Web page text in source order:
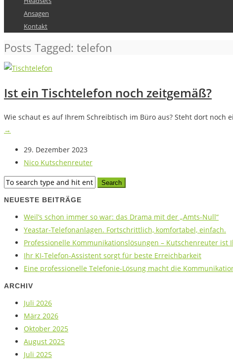
Ansagen
Kontakt
Posts Tagged: telefon
Ist ein Tischtelefon noch zeitgemäß?
Wie schaut es auf Ihrem Schreibtisch im Büro aus? Steht dort noch
→
29. Dezember 2023
Nico Kutschenreuter
NEUESTE BEITRÄGE
Weil’s schon immer so war: das Drama mit der „Amts-Null“
Yeastar-Telefonanlagen. Fortschrittlich, komfortabel, einfach.
Professionelle Kommunikationslösungen – Kutschenreuter ist
Ihr KI-Telefon-Assistent sorgt für beste Erreichbarkeit
Eine professionelle Telefonie-Lösung macht die
ARCHIV
Juli 2026
März 2026
Oktober 2025
August 2025
Juli 2025